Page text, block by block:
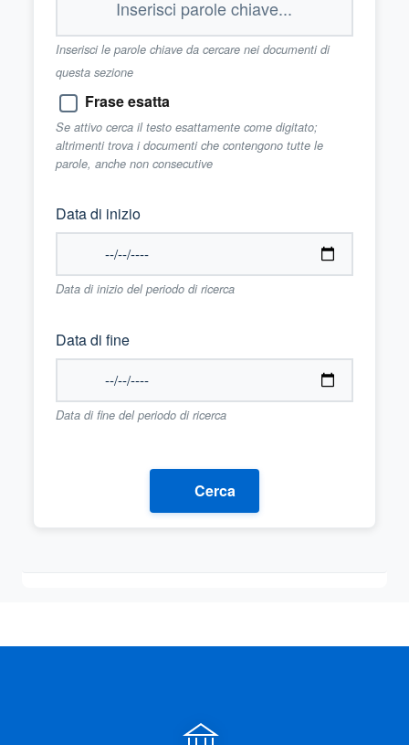
Inserisci le parole chiave da cercare nei documenti di
questa sezione
Frase esatta
Se attivo cerca il testo esattamente come digitato;
altrimenti trova i documenti che contengono tutte le
parole, anche non consecutive
Data di inizio
Data di inizio del periodo di ricerca
Data di fine
Data di fine del periodo di ricerca
Cerca